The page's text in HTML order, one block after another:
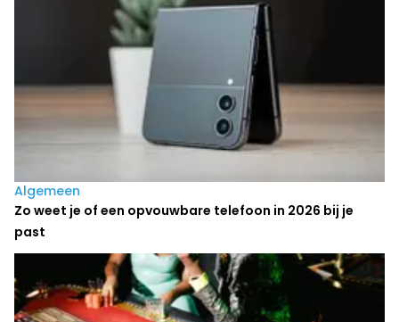
Algemeen
Zo weet je of een opvouwbare telefoon in 2026 bij je
past